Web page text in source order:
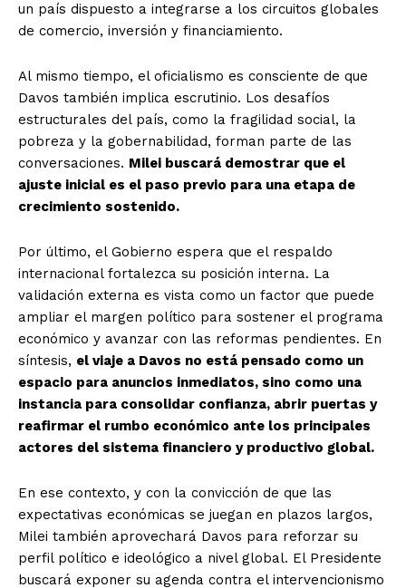
un país dispuesto a integrarse a los circuitos globales
de comercio, inversión y financiamiento.
Al mismo tiempo, el oficialismo es consciente de que
Davos también implica escrutinio. Los desafíos
estructurales del país, como la fragilidad social, la
pobreza y la gobernabilidad, forman parte de las
conversaciones. Milei buscará demostrar que el
ajuste inicial es el paso previo para una etapa de
crecimiento sostenido.
Por último, el Gobierno espera que el respaldo
internacional fortalezca su posición interna. La
validación externa es vista como un factor que puede
ampliar el margen político para sostener el programa
económico y avanzar con las reformas pendientes. En
síntesis, el viaje a Davos no está pensado como un
espacio para anuncios inmediatos, sino como una
instancia para consolidar confianza, abrir puertas y
reafirmar el rumbo económico ante los principales
actores del sistema financiero y productivo global.
En ese contexto, y con la convicción de que las
expectativas económicas se juegan en plazos largos,
Milei también aprovechará Davos para reforzar su
perfil político e ideológico a nivel global. El Presidente
buscará exponer su agenda contra el intervencionismo